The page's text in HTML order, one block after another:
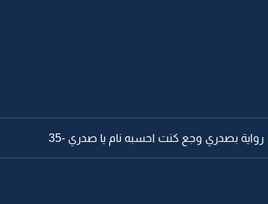
رواية بصدري وجع كنت احسبه نام يا صدري -35